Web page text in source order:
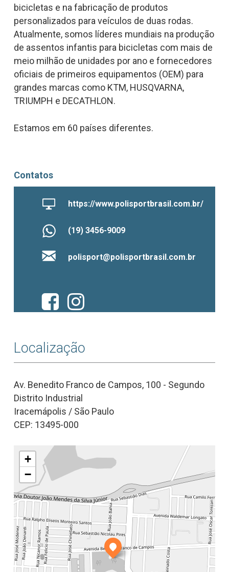
bicicletas e na fabricação de produtos
personalizados para veículos de duas rodas.
Atualmente, somos líderes mundiais na produção
de assentos infantis para bicicletas com mais de
meio milhão de unidades por ano e fornecedores
oficiais de primeiros equipamentos (OEM) para
grandes marcas como KTM, HUSQVARNA,
TRIUMPH e DECATHLON.
Estamos em 60 países diferentes.
Contatos
https://www.polisportbrasil.com.br/
(19) 3456-9009
polisport@polisportbrasil.com.br
Localização
Av. Benedito Franco de Campos, 100 - Segundo
Distrito Industrial
Iracemápolis / São Paulo
CEP: 13495-000
+
−